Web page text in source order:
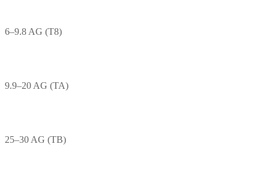
6–9.8 AG (T8)
9.9–20 AG (TA)
25–30 AG (TB)